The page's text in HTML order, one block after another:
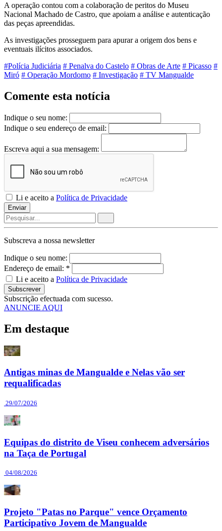
A operação contou com a colaboração de peritos do Museu
Nacional Machado de Castro, que apoiam a análise e autenticação
das peças apreendidas.
As investigações prosseguem para apurar a origem dos bens e
eventuais ilícitos associados.
#Polícia Judiciária # Penalva do Castelo # Obras de Arte # Picasso #
Miró # Operação Mordomo # Investigação # TV Mangualde
Comente esta notícia
Indique o seu nome:
Indique o seu endereço de email:
Escreva aqui a sua mensagem:
Li e aceito a Política de Privacidade
Enviar
Subscreva a nossa newsletter
Indique o seu nome:
Endereço de email: *
Li e aceito a Política de Privacidade
Subscrever
Subscrição efectuada com sucesso.
ANUNCIE AQUI
Em destaque
Antigas minas de Mangualde e Nelas vão ser
requalificadas
29/07/2026
Equipas do distrito de Viseu conhecem adversários
na Taça de Portugal
04/08/2026
Projeto "Patas no Parque" vence Orçamento
Participativo Jovem de Mangualde